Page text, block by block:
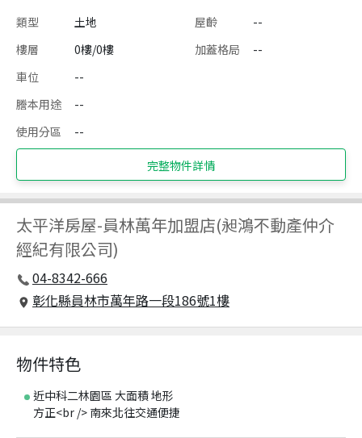
類型 土地 屋齡
--
樓層
0樓/0樓 加蓋格局
--
車位
--
謄本用途
--
使用分區
--
完整物件詳情
太平洋房屋-員林萬年加盟店(昶鴻不動產仲介
經紀有限公司)
04-8342-666
彰化縣員林市萬年路一段186號1樓
物件特色
近中科二林園區 大面積 地形
方正<br /> 南來北往交通便捷